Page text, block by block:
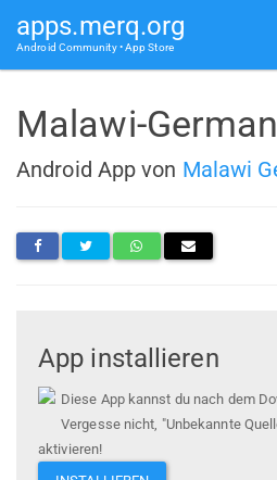
apps.merq.org
Android Community • App Store
Malawi-
Android App von Malawi
App installieren
Diese App kannst du nach dem
Vergesse nicht, "Unbekannte
aktivieren!